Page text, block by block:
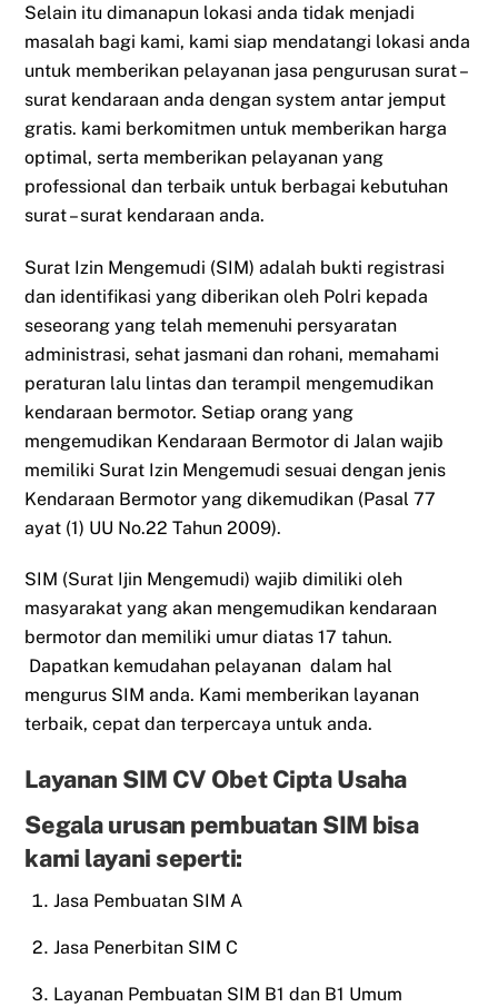
Selain itu dimanapun lokasi anda tidak menjadi
masalah bagi kami, kami siap mendatangi lokasi anda
untuk memberikan pelayanan jasa pengurusan surat –
surat kendaraan anda dengan system antar jemput
gratis. kami berkomitmen untuk memberikan harga
optimal, serta memberikan pelayanan yang
professional dan terbaik untuk berbagai kebutuhan
surat – surat kendaraan anda.
Surat Izin Mengemudi (SIM) adalah bukti registrasi
dan identifikasi yang diberikan oleh Polri kepada
seseorang yang telah memenuhi persyaratan
administrasi, sehat jasmani dan rohani, memahami
peraturan lalu lintas dan terampil mengemudikan
kendaraan bermotor. Setiap orang yang
mengemudikan Kendaraan Bermotor di Jalan wajib
memiliki Surat Izin Mengemudi sesuai dengan jenis
Kendaraan Bermotor yang dikemudikan (Pasal 77
ayat (1) UU No.22 Tahun 2009).
SIM (Surat Ijin Mengemudi) wajib dimiliki oleh
masyarakat yang akan mengemudikan kendaraan
bermotor dan memiliki umur diatas 17 tahun.
Dapatkan kemudahan pelayanan dalam hal
mengurus SIM anda. Kami memberikan layanan
terbaik, cepat dan terpercaya untuk anda.
Layanan SIM CV Obet Cipta Usaha
Segala urusan pembuatan SIM bisa
kami layani seperti:
Jasa Pembuatan SIM A
Jasa Penerbitan SIM C
Layanan Pembuatan SIM B1 dan B1 Umum